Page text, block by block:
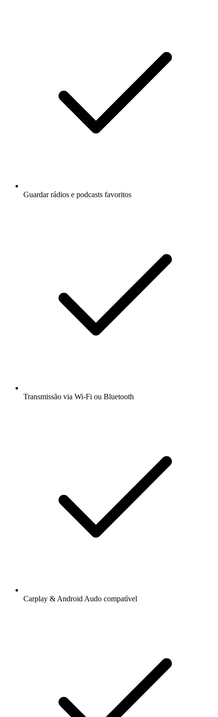
Guardar rádios e podcasts favoritos
Transmissão via Wi-Fi ou Bluetooth
Carplay & Android Audo compatìvel